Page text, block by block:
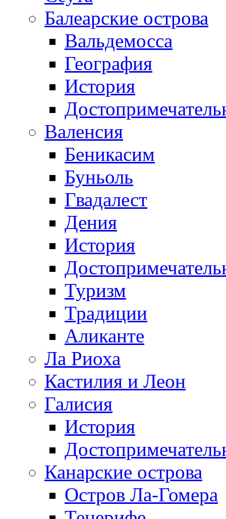
Балеарские острова
Вальдемосса
География
История
Валенсия
Беникасим
Буньоль
Гвадалест
Дения
История
Туризм
Традиции
Аликанте
Ла Риоха
Кастилия и Леон
Галисия
История
Канарские острова
Остров Ла-Гомера